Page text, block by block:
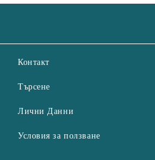
Контакт
Търсене
Лични Данни
Условия за ползване